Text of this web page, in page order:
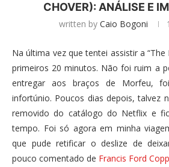
CHOVER): ANÁLISE E
written by Caio Bogoni
Na última vez que tentei assistir a “The
primeiros 20 minutos. Não foi ruim a
entregar aos braços de Morfeu,
infortúnio. Poucos dias depois, talvez
removido do catálogo do Netflix e
tempo. Foi só agora em minha
que pude retificar o deslize de
pouco comentado de Francis Ford